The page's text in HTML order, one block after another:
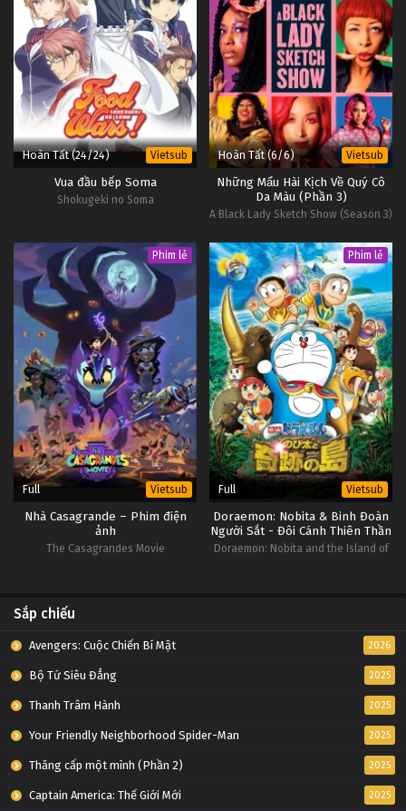
Hoàn Tất (24/24) Vietsub
Vua đầu bếp Soma
Shokugeki no Soma
Hoàn Tất (6/6) Vietsub
Những Mẩu Hài Kịch Về Quý Cô
Da Màu (Phần 3)
A Black Lady Sketch Show (Season 3)
Phim lẻ
Full Vietsub
Nhà Casagrande – Phim điện
ảnh
The Casagrandes Movie
Phim lẻ
Full Vietsub
Doraemon: Nobita & Binh Đoàn
Người Sắt - Đôi Cánh Thiên Thần
Doraemon: Nobita and the Island of
Sắp chiếu
Avengers: Cuộc Chiến Bí Mật 2026
Bộ Tứ Siêu Đẳng 2025
Thanh Trâm Hành 2025
Your Friendly Neighborhood Spider-Man 2025
Thăng cấp một mình (Phần 2) 2025
Captain America: Thế Giới Mới 2025